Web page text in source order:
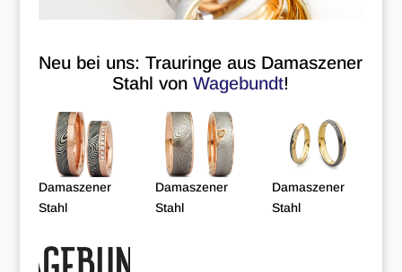
Neu bei uns: Trauringe aus Damaszener
Stahl vonWagebundt!
Damaszener
Stahl
Damaszener
Stahl
Damaszener
Stahl